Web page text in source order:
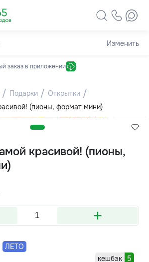
Изменить
заказ в приложении
Подарки
Открытки
(пионы, формат мини)
красивой! (пионы,
+
ЛЕТО
кешбэк
5